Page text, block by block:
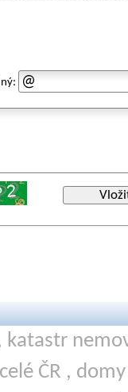
katastr
ČR ,